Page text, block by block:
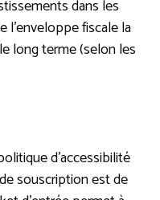
dans les
l’enveloppe fiscale la
long terme (selon les
d’accessibilité
souscription est de